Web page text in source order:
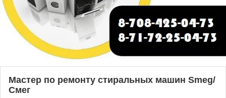
Мастер по ремонту стиральных машин Smeg/
Смег